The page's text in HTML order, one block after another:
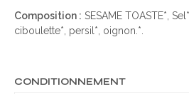
Composition : SESAME TOASTE*,
ciboulette*, persil*, oignon.*.
CONDITIONNEMENT